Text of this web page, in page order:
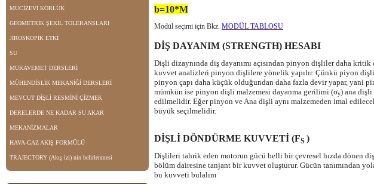
MUCİZEVİ KÖRLÜK
GEOMETRİK ŞEKİL TOLERANSLARI
JİROSKOPİK ETKİ
SU
MUKAVEMET DERSLERİ
MÜHENDİSLİK MEKANİĞİ DERSLERİ
MEVCUT DİŞLİ RESMİNİ ÇİZMEK
DERELERDE NE KADAR SU AKAR
MEKANİZMALAR
HAVA-GAZ AKIŞ FORMÜLÜ
TRAJECTORY (Akış izi) nin belirlenmesi
b=10*M
Modül seçimi için Bkz. MODÜL TABLOSU
DİŞ DAYANIM (STRENGTH) HESABI
Dişli dizaynında diş dayanımı açısından pinyon dişliler daha
kuvvet analizleri pinyon dişlilere yönelik yapılır. Çünkü piyon
pinyon çapı daha küçük olduğundan daha fazla devir yapar, yani
mümkün ise pinyon dişli malzemesi dayanma gerilimi (σy) ana
edilmelidir. Eğer pinyon ve Ana dişli aynı malzemeden imal
büyük seçilmelidir.
DİŞLİ DÖNDÜRME KUVVETİ (FS )
Dişlileri tahrik eden motorun gücü belli bir çevresel hızda dönen
bölüm dairesine tanjant bir kuvvet oluşturur. Gücün tanımından
bu kuvveti bulalım